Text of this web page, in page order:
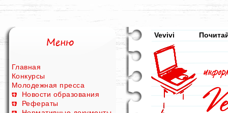
Главная
Конкурсы
Молодежная пресса
Новости образования
Рефераты
Vevivi